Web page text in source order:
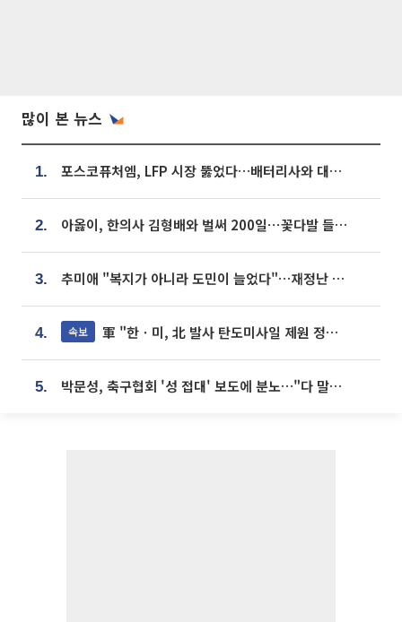
많이 본 뉴스
1. 포스코퓨처엠, LFP 시장 뚫었다…배터리사와 대규모 장기 공급 합의
2. 아옳이, 한의사 김형배와 벌써 200일⋯꽃다발 들고 "프러포즈 아냐"
3. 추미애 "복지가 아니라 도민이 늘었다"…재정난 책임론 정면돌파
4. 속보 軍 "한ㆍ미, 北 발사 탄도미사일 제원 정밀분석 중"
5. 박문성, 축구협회 '성 접대' 보도에 분노…"다 말아먹으려고 작정했나"